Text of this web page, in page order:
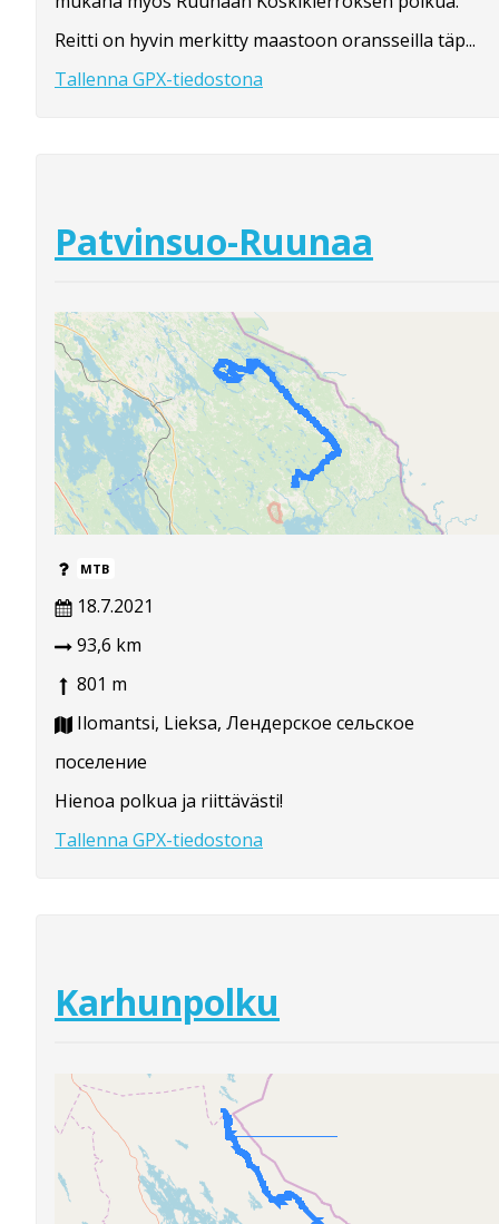
Reitti on hyvin merkitty maastoon oransseilla täp...
Tallenna GPX-tiedostona
Patvinsuo-Ruunaa
MTB
18.7.2021
93,6 km
801 m
Ilomantsi, Lieksa, Лендерское сельское
поселение
Hienoa polkua ja riittävästi!
Tallenna GPX-tiedostona
Karhunpolku